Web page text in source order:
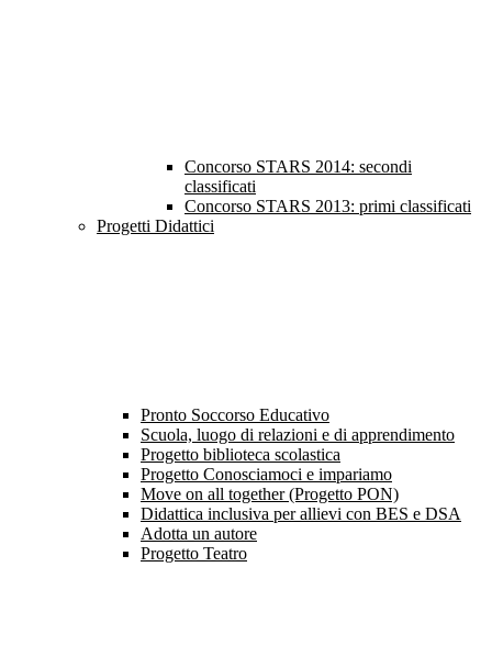
Concorso STARS 2014: secondi
classificati
Concorso STARS 2013: primi classificati
Progetti Didattici
Pronto Soccorso Educativo
Scuola, luogo di relazioni e di apprendimento
Progetto biblioteca scolastica
Progetto Conosciamoci e impariamo
Move on all together (Progetto PON)
Didattica inclusiva per allievi con BES e DSA
Adotta un autore
Progetto Teatro